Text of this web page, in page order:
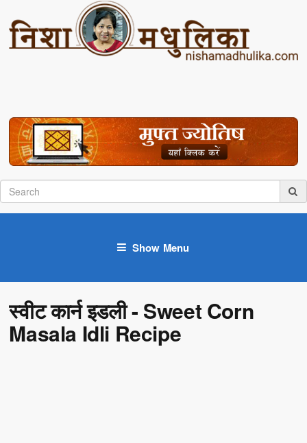
Show Menu
स्वीट कार्न इडली - Sweet Corn
Masala Idli Recipe